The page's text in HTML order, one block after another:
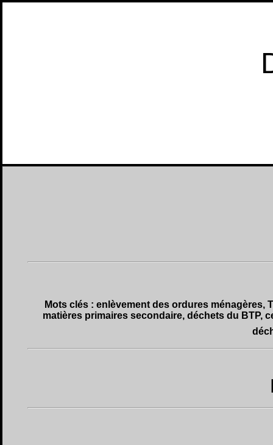
Mots clés : enlèvement des ordures ménagères,
matières primaires secondaire, déchets du BTP,